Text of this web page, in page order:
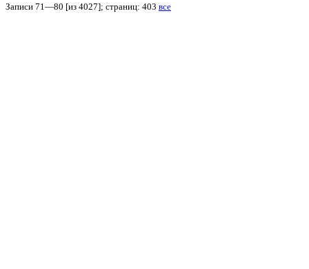
Записи 71—80 [из 4027]; страниц: 403 все